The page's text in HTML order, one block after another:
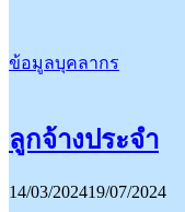
ข้อมูลบุคลากร
ลูกจ้างประจำ
14/03/202419/07/2024